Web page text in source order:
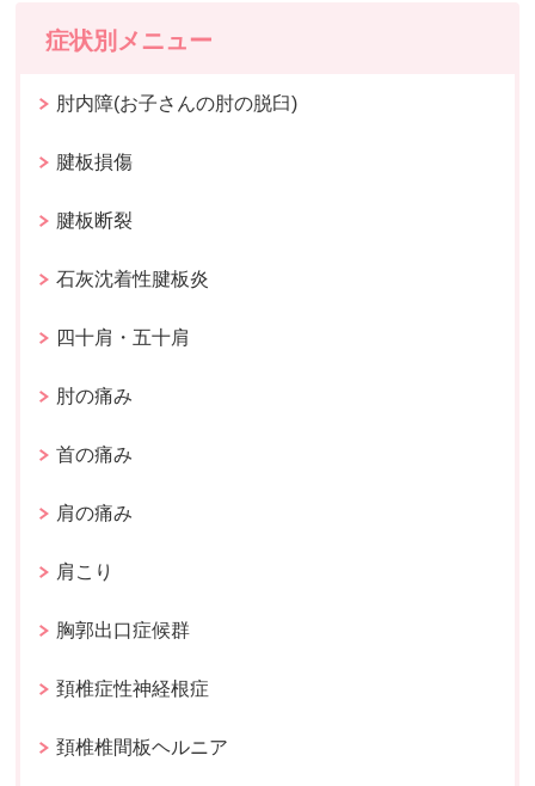
症状別メニュー
肘内障(お子さんの肘の脱臼)
腱板損傷
腱板断裂
石灰沈着性腱板炎
四十肩・五十肩
肘の痛み
首の痛み
肩の痛み
肩こり
胸郭出口症候群
頚椎症性神経根症
頚椎椎間板ヘルニア